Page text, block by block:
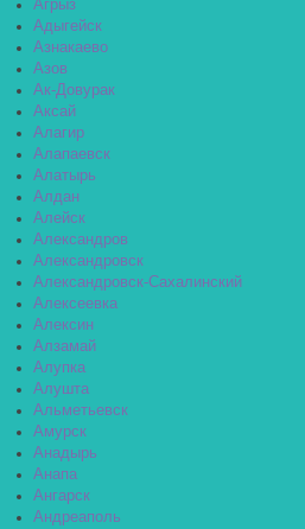
Агрыз
Адыгейск
Азнакаево
Азов
Ак-Довурак
Аксай
Алагир
Алапаевск
Алатырь
Алдан
Алейск
Александров
Александровск
Александровск-Сахалинский
Алексеевка
Алексин
Алзамай
Алупка
Алушта
Альметьевск
Амурск
Анадырь
Анапа
Ангарск
Андреаполь